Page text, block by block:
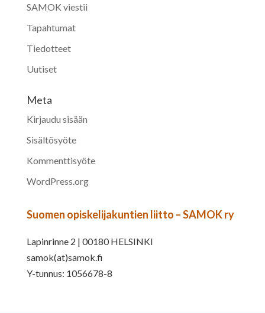
SAMOK viestii
Tapahtumat
Tiedotteet
Uutiset
Meta
Kirjaudu sisään
Sisältösyöte
Kommenttisyöte
WordPress.org
Suomen opiskelijakuntien liitto – SAMOK ry
Lapinrinne 2 | 00180 HELSINKI
samok(at)samok.fi
Y-tunnus: 1056678-8